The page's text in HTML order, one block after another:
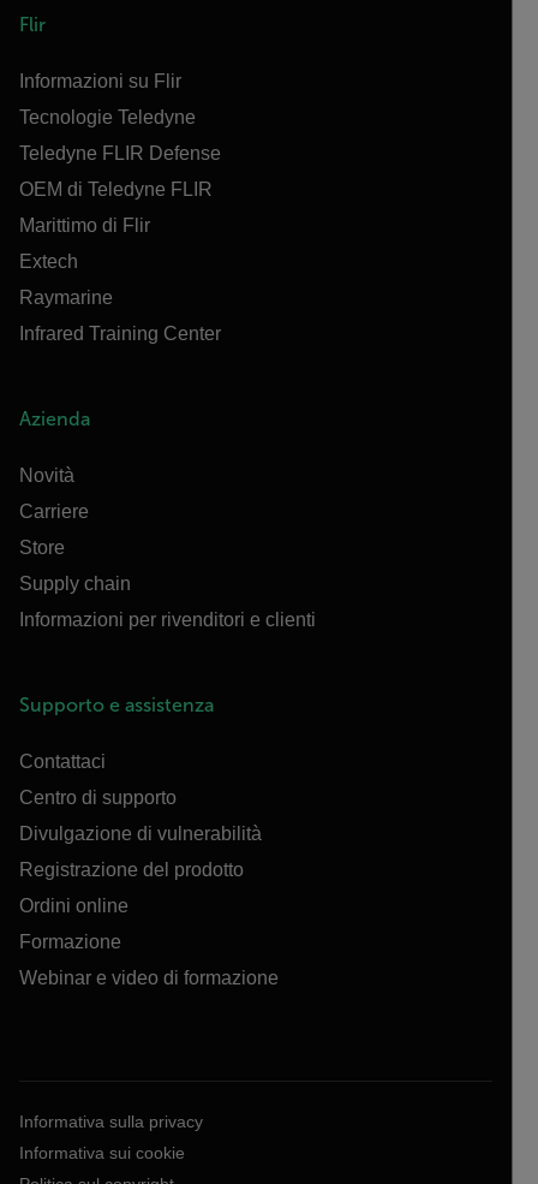
Flir
Informazioni su Flir
Tecnologie Teledyne
Teledyne FLIR Defense
OEM di Teledyne FLIR
Marittimo di Flir
Extech
Raymarine
Infrared Training Center
Azienda
Novità
Carriere
Store
Supply chain
Informazioni per rivenditori e clienti
Supporto e assistenza
Contattaci
Centro di supporto
Divulgazione di vulnerabilità
Registrazione del prodotto
Ordini online
Formazione
Webinar e video di formazione
Informativa sulla privacy
Informativa sui cookie